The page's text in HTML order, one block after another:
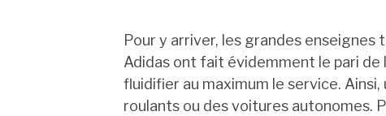
Pour y arriver, les grandes enseignes
Adidas ont fait évidemment le pari
fluidifier au maximum le service.
roulants ou des voitures autonomes.